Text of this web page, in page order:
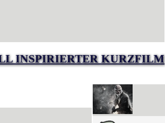
INSPIRIERTER KURZFILM